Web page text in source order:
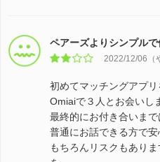
ペアーズよりシンプル
2022/12/06（
初めてマッチングアプリ
Omiaiで３人とお会いし
最終的にお付き合いま
普通にお話できる方で安
もちろんリスクもあり